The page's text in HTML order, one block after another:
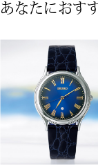
あなたにおす